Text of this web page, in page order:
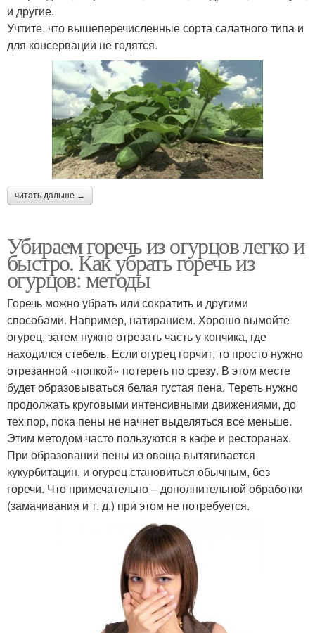
и другие.
Учтите, что вышеперечисленные сорта салатного типа и
для консервации не годятся.
читать дальше →
Убираем горечь из огурцов легко и
быстро. Как убрать горечь из
огурцов: методы
Горечь можно убрать или сократить и другими
способами. Например, натиранием. Хорошо вымойте
огурец, затем нужно отрезать часть у кончика, где
находился стебель. Если огурец горчит, то просто нужно
отрезанной «попкой» потереть по срезу. В этом месте
будет образовываться белая густая пена. Тереть нужно
продолжать круговыми интенсивными движениями, до
тех пор, пока пены не начнет выделяться все меньше.
Этим методом часто пользуются в кафе и ресторанах.
При образовании пены из овоща вытягивается
кукурбитацин, и огурец становиться обычным, без
горечи. Что примечательно – дополнительной обработки
(замачивания и т. д.) при этом не потребуется.